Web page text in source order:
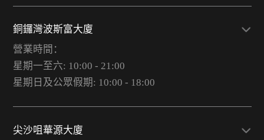
銅鑼灣波斯富大廈
營業時間：
星期一至六: 10:00 - 21:00
星期日及公眾假期: 10:00 - 18:00
尖沙咀華源大廈